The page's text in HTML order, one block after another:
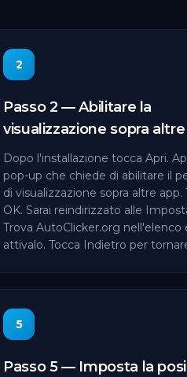
2
Passo 2 — Abilitare la
visualizzazione sopra
Dopo l'installazione tocca Apri.
pop-up che chiede di abilitare il
di visualizzazione sopra altre app.
OK. Sarai reindirizzato alle
Trova AutoClicker.org nell'elenco
attivalo. Tocca Indietro per
5
Passo 5 — Imposta la